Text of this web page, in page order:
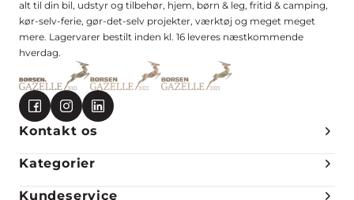
alt til din bil, udstyr og tilbehør, hjem, børn & leg, fritid & camping,
kør-selv-ferie, gør-det-selv projekter, værktøj og meget meget
mere. Lagervarer bestilt inden kl. 16 leveres næstkommende
hverdag.
Kontakt os
Kategorier
Kundeservice